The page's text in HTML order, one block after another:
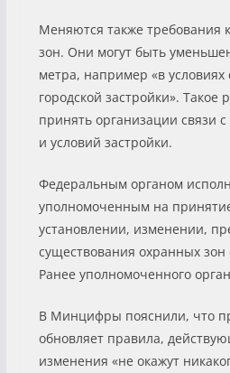
Меняются также требования
зон. Они могут быть
метра, например «в условиях
городской застройки». Такое
принять организации связи
и условий застройки.
Федеральным органом
уполномоченным на
установлении, изменении,
существования охранных зон
Ранее уполномоченного
В Минцифры пояснили, что
обновляет правила,
изменения «не окажут